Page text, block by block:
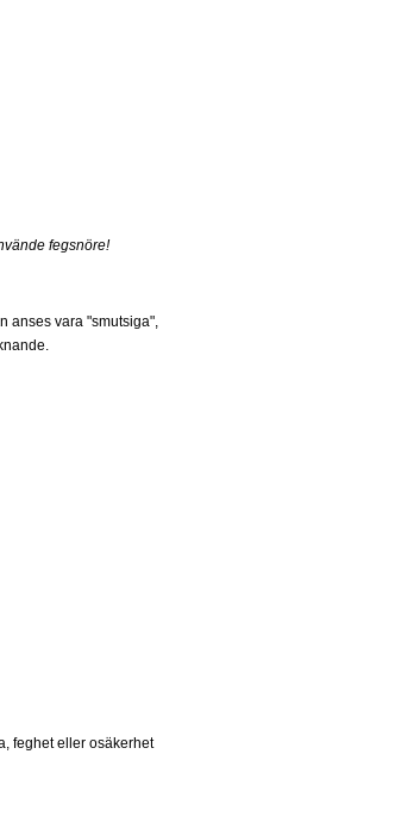
fegsnöre!
anses vara "smutsiga",
feghet eller osäkerhet